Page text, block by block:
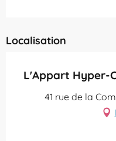
Localisation
L'Appart Hyper-
41 rue de la